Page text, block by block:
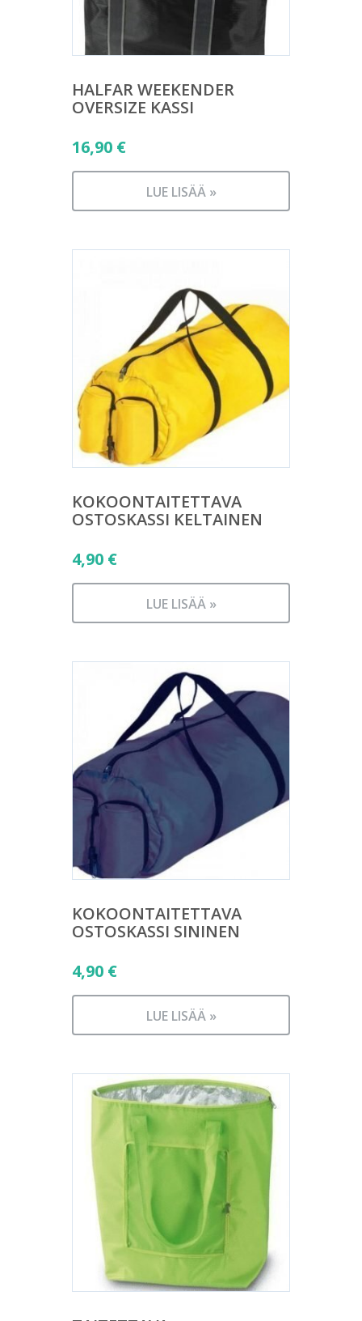
HALFAR WEEKENDER
OVERSIZE KASSI
16,90 €
LUE LISÄÄ »
KOKOONTAITETTAVA
OSTOSKASSI KELTAINEN
4,90 €
LUE LISÄÄ »
KOKOONTAITETTAVA
OSTOSKASSI SININEN
4,90 €
LUE LISÄÄ »